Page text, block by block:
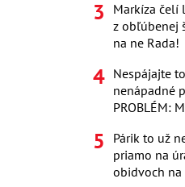
Markíza čelí
z obľúbenej
na ne Rada!
Nespájajte
nenápadné
PROBLÉM:
Párik to už
priamo na
obidvoch